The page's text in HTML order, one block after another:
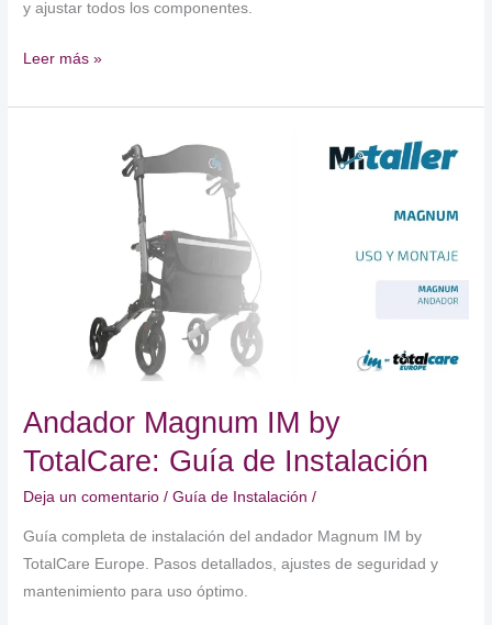
y ajustar todos los componentes.
Saby
guía
Leer más »
Andador Magnum IM by
TotalCare: Guía de Instalación
Deja un comentario /Guía de Instalación /
Guía completa de instalación del andador Magnum IM by
TotalCare Europe. Pasos detallados, ajustes de seguridad y
mantenimiento para uso óptimo.